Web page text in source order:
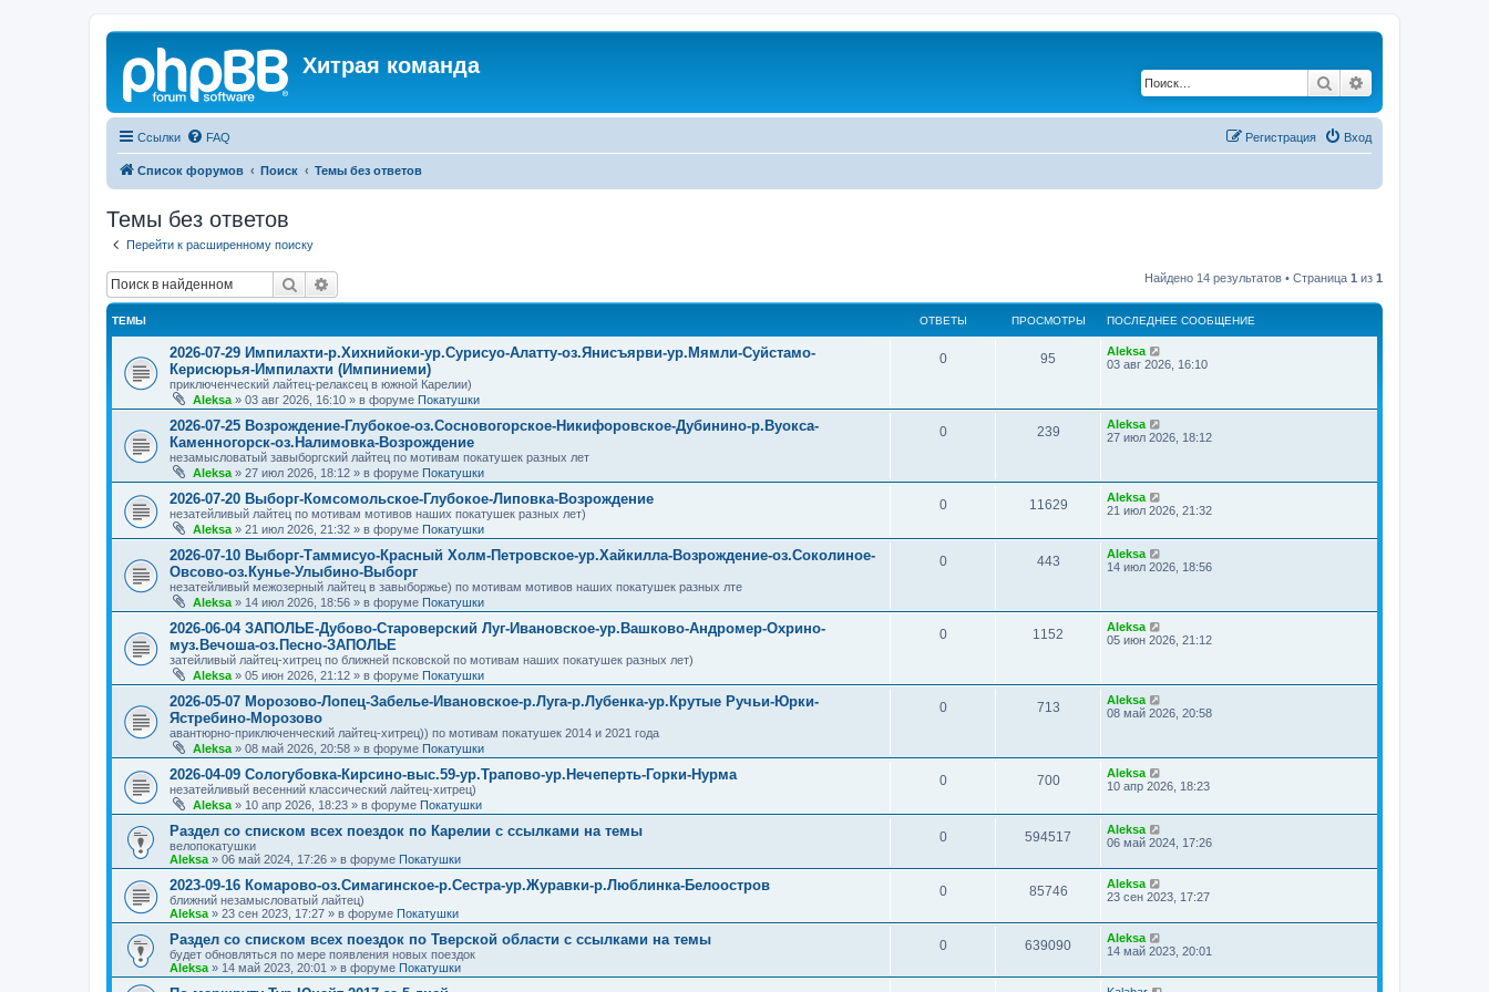
Хитрая команда
Поиск
Ссылки FAQ Вход
Регистрация
Список форумов Поиск Темы без ответов
Темы без ответов
Перейти к расширенному поиску
Поиск Найдено 14 результатов • Страница 1 из 1
ТЕМЫ ОТВЕТЫ ПРОСМОТРЫ ПОСЛЕДНЕЕ СООБЩЕНИЕ
2026-07-29 Импилахти-р.Хихнийоки-ур.Сурисуо-Алатту-оз.Янисъярви-ур.Мямли-Суйстамо-
Керисюрья-Импилахти (Импиниеми)
приключенческий лайтец-релаксец в южной Карелии)
Aleksa » 03 авг 2026, 16:10 » в форуме Покатушки
0 95
Aleksa
03 авг 2026, 16:10
2026-07-25 Возрождение-Глубокое-оз.Сосновогорское-Никифоровское-Дубинино-р.Вуокса-
Каменногорск-оз.Налимовка-Возрождение
незамысловатый завыборгский лайтец по мотивам покатушек разных лет
Aleksa » 27 июл 2026, 18:12 » в форуме Покатушки
0 239
Aleksa
27 июл 2026, 18:12
2026-07-20 Выборг-Комсомольское-Глубокое-Липовка-Возрождение
незатейливый лайтец по мотивам мотивов наших покатушек разных лет)
Aleksa » 21 июл 2026, 21:32 » в форуме Покатушки
0 11629
Aleksa
21 июл 2026, 21:32
2026-07-10 Выборг-Таммисуо-Красный Холм-Петровское-ур.Хайкилла-Возрождение-оз.Соколиное-
Овсово-оз.Кунье-Улыбино-Выборг
незатейливый межозерный лайтец в завыборжье) по мотивам мотивов наших покатушек разных лте
Aleksa » 14 июл 2026, 18:56 » в форуме Покатушки
0 443
Aleksa
14 июл 2026, 18:56
2026-06-04 ЗАПОЛЬЕ-Дубово-Староверский Луг-Ивановское-ур.Вашково-Андромер-Охрино-
муз.Вечоша-оз.Песно-ЗАПОЛЬЕ
затейливый лайтец-хитрец по ближней псковской по мотивам наших покатушек разных лет)
Aleksa » 05 июн 2026, 21:12 » в форуме Покатушки
0 1152
Aleksa
05 июн 2026, 21:12
2026-05-07 Морозово-Лопец-Забелье-Ивановское-р.Луга-р.Лубенка-ур.Крутые Ручьи-Юрки-
Ястребино-Морозово
авантюрно-приключенческий лайтец-хитрец)) по мотивам покатушек 2014 и 2021 года
Aleksa » 08 май 2026, 20:58 » в форуме Покатушки
0 713
Aleksa
08 май 2026, 20:58
2026-04-09 Сологубовка-Кирсино-выс.59-ур.Трапово-ур.Нечеперть-Горки-Нурма
незатейливый весенний классический лайтец-хитрец)
Aleksa » 10 апр 2026, 18:23 » в форуме Покатушки
0 700
Aleksa
10 апр 2026, 18:23
Раздел со списком всех поездок по Карелии с ссылками на темы
велопокатушки
Aleksa » 06 май 2024, 17:26 » в форуме Покатушки
0 594517
Aleksa
06 май 2024, 17:26
2023-09-16 Комарово-оз.Симагинское-р.Сестра-ур.Журавки-р.Люблинка-Белоостров
ближний незамысловатый лайтец)
Aleksa » 23 сен 2023, 17:27 » в форуме Покатушки
0 85746
Aleksa
23 сен 2023, 17:27
Раздел со списком всех поездок по Тверской области с ссылками на темы
будет обновляться по мере появления новых поездок
Aleksa » 14 май 2023, 20:01 » в форуме Покатушки
0 639090
Aleksa
14 май 2023, 20:01